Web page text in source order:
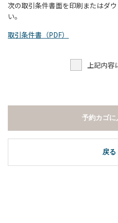
次の取引条件書面を印刷またはダ
い。
取引条件書（PDF）
上記内容
戻る
予約カゴに